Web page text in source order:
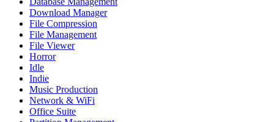
Download Manager
File Compression
File Management
File Viewer
Horror
Idle
Indie
Music Production
Network & WiFi
Office Suite